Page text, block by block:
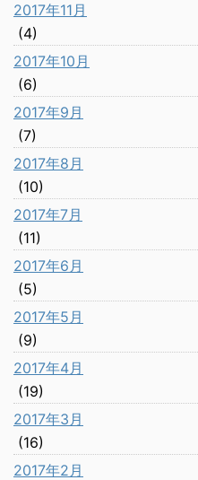
2017年11月
(4)
2017年10月
(6)
2017年9月
(7)
2017年8月
(10)
2017年7月
(11)
2017年6月
(5)
2017年5月
(9)
2017年4月
(19)
2017年3月
(16)
2017年2月